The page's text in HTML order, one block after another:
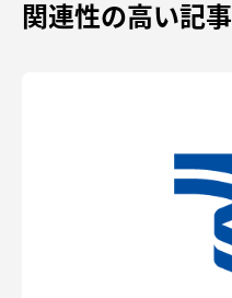
関連性の高い記事